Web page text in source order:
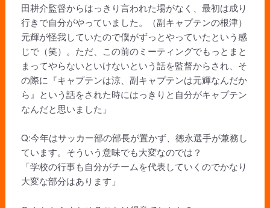
田耕介監督からはっきり言われた場がなく、最初は成り
行きで自分がやっていました。（副キャプテンの根津）
元輝が怪我していたので僕がずっとやっていたという感
じで（笑）。ただ、この前のミーティングでもっとまと
まってやらないといけないという話を監督からされ、そ
の際に『キャプテンは涼、副キャプテンは元輝なんだか
ら』という話をされた時にはっきりと自分がキャプテン
なんだと思いました」
Q:今年はサッカー部の部長が置かず、徳永選手が兼務し
ています。そういう意味でも大変なのでは？
「学校の行事も自分がチームを代表していくのでかなり
大変な部分はあります」